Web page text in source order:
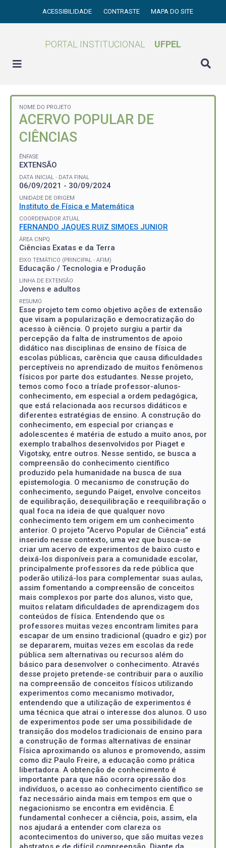
ACESSIBILIDADE CONTRASTE MAPA DO SITE
PORTAL INSTITUCIONAL UFPEL
NOME DO PROJETO
ACERVO POPULAR DE
CIÊNCIAS
ÊNFASE
EXTENSÃO
DATA INICIAL - DATA FINAL
06/09/2021 - 30/09/2024
UNIDADE DE ORIGEM
Instituto de Física e Matemática
COORDENADOR ATUAL
FERNANDO JAQUES RUIZ SIMOES JUNIOR
ÁREA CNPQ
Ciências Exatas e da Terra
EIXO TEMÁTICO (PRINCIPAL - AFIM)
Educação / Tecnologia e Produção
LINHA DE EXTENSÃO
Jovens e adultos
RESUMO
Esse projeto tem como objetivo ações de extensão
que visam a popularização e democratização do
acesso à ciência. O projeto surgiu a partir da
percepção da falta de instrumentos de apoio
didático nas disciplinas de ensino de física de
escolas públicas, carência que causa dificuldades
perceptíveis no aprendizado de muitos fenômenos
físicos por parte dos estudantes. Nesse projeto,
temos como foco a tríade professor-alunos-
conhecimento, em especial a ordem pedagógica,
que está relacionada aos recursos didáticos e
diferentes estratégias de ensino. A construção do
conhecimento, em especial por crianças e
adolescentes é matéria de estudo a muito anos, por
exemplo trabalhos desenvolvidos por Piaget e
Vigotsky, entre outros. Nesse sentido, se busca a
compreensão do conhecimento científico
produzido pela humanidade na busca de sua
epistemologia. O mecanismo de construção do
conhecimento, segundo Paiget, envolve conceitos
de equilibração, desequilibração e reequilibração o
qual foca na ideia de que qualquer novo
conhecimento tem origem em um conhecimento
anterior. O projeto “Acervo Popular de Ciência” está
inserido nesse contexto, uma vez que busca-se
criar um acervo de experimentos de baixo custo e
deixá-los disponíveis para a comunidade escolar,
principalmente professores da rede pública que
poderão utilizá-los para complementar suas aulas,
assim fomentando a compreensão de conceitos
mais complexos por parte dos alunos, visto que,
muitos relatam dificuldades de aprendizagem dos
conteúdos de física. Entendendo que os
professores muitas vezes encontram limites para
escapar de um ensino tradicional (quadro e giz) por
se depararem, muitas vezes em escolas da rede
pública sem alternativas ou recursos além do
básico para desenvolver o conhecimento. Através
desse projeto pretende-se contribuir para o auxílio
na compreensão de conceitos físicos utilizando
experimentos como mecanismo motivador,
entendendo que a utilização de experimentos é
uma técnica que atrai o interesse dos alunos. O uso
de experimentos pode ser uma possibilidade de
transição dos modelos tradicionais de ensino para
a construção de formas alternativas de ensinar
Física aproximando os alunos e promovendo, assim
como diz Paulo Freire, a educação como prática
libertadora. A obtenção de conhecimento é
importante para que não ocorra opressão dos
indivíduos, o acesso ao conhecimento científico se
faz necessário ainda mais em tempos em que o
negacionismo se encontra em evidência. É
fundamental conhecer a ciência, pois, assim, ela
nos ajudará a entender com clareza os
acontecimentos do universo, que são muitas vezes